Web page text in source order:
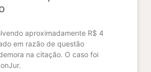
aproximadamente R$ 4
em razão de questão
na citação. O caso foi